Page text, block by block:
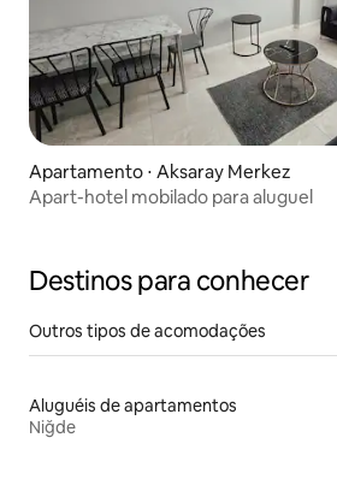
Apartamento ⋅ Aksaray Merkez
Apart-hotel mobilado para aluguel
Destinos para conhecer
Outros tipos de acomodações
Aluguéis de apartamentos
Niğde